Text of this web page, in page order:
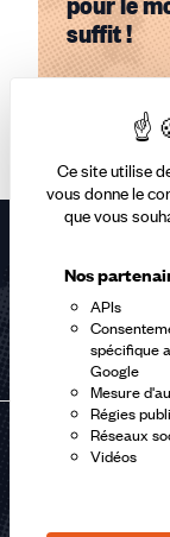
Ce site utilise
vous donne le
que vous
Nos
APIs
spécifique
Google
Mesure
Régies
Réseaux
Vidéos
suffit !
sur
Vous